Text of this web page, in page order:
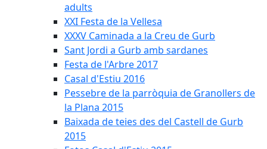
adults
XXI Festa de la Vellesa
XXXV Caminada a la Creu de Gurb
Sant Jordi a Gurb amb sardanes
Festa de l'Arbre 2017
Casal d'Estiu 2016
Pessebre de la parròquia de Granollers de
la Plana 2015
Baixada de teies des del Castell de Gurb
2015